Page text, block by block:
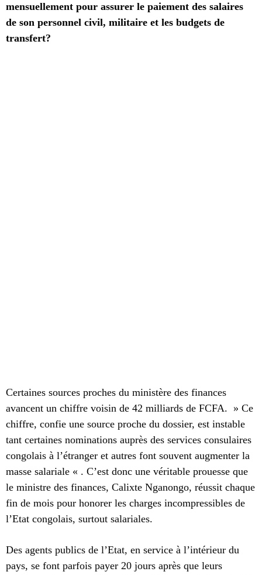
mensuellement pour assurer le paiement des salaires
de son personnel civil, militaire et les budgets de
transfert?
Certaines sources proches du ministère des finances
avancent un chiffre voisin de 42 milliards de FCFA. » Ce
chiffre, confie une source proche du dossier, est instable
tant certaines nominations auprès des services consulaires
congolais à l’étranger et autres font souvent augmenter la
masse salariale « . C’est donc une véritable prouesse que
le ministre des finances, Calixte Nganongo, réussit chaque
fin de mois pour honorer les charges incompressibles de
l’Etat congolais, surtout salariales.
Des agents publics de l’Etat, en service à l’intérieur du
pays, se font parfois payer 20 jours après que leurs